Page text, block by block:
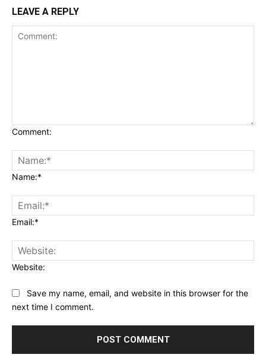
LEAVE A REPLY
Comment:
Name:*
Email:*
Website:
Save my name, email, and website in this browser for the
next time I comment.